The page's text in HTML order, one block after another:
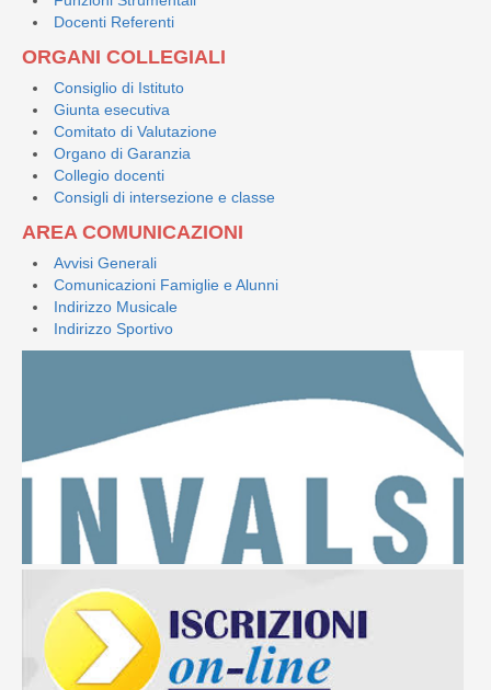
Docenti Referenti
ORGANI COLLEGIALI
Consiglio di Istituto
Giunta esecutiva
Comitato di Valutazione
Organo di Garanzia
Collegio docenti
Consigli di intersezione e classe
AREA COMUNICAZIONI
Avvisi Generali
Comunicazioni Famiglie e Alunni
Indirizzo Musicale
Indirizzo Sportivo